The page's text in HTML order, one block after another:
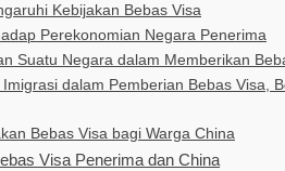
Kebijakan Bebas Visa
Perekonomian Negara Penerima
Suatu Negara dalam Memberikan
dalam Pemberian Bebas Visa,
Bebas Visa bagi Warga China
Visa Penerima dan China